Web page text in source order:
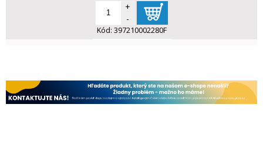
+
-
Kód: 397210002280F